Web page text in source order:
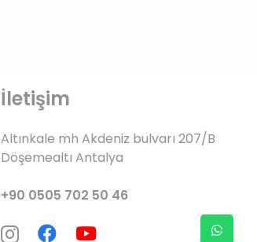
İletişim
Altınkale mh Akdeniz bulvarı 207/B
Döşemealtı Antalya
+90 0505 702 50 46